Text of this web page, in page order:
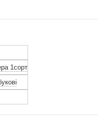
з екошкіри
1сорт